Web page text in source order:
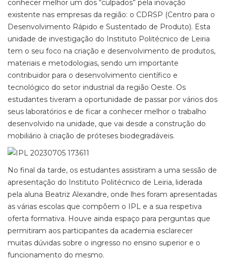
conhecer melhor um dos “culpados” pela inovação
existente nas empresas da região: o CDRSP (Centro para o
Desenvolvimento Rápido e Sustentado de Produto). Esta
unidade de investigação do Instituto Politécnico de Leiria
tem o seu foco na criação e desenvolvimento de produtos,
materiais e metodologias, sendo um importante
contribuidor para o desenvolvimento científico e
tecnológico do setor industrial da região Oeste. Os
estudantes tiveram a oportunidade de passar por vários dos
seus laboratórios e de ficar a conhecer melhor o trabalho
desenvolvido na unidade, que vai desde a construção do
mobiliário à criação de próteses biodegradáveis.
No final da tarde, os estudantes assistiram a uma sessão de
apresentação do Instituto Politécnico de Leiria, liderada
pela aluna Beatriz Alexandre, onde lhes foram apresentadas
as várias escolas que compõem o IPL e a sua respetiva
oferta formativa. Houve ainda espaço para perguntas que
permitiram aos participantes da academia esclarecer
muitas dúvidas sobre o ingresso no ensino superior e o
funcionamento do mesmo.